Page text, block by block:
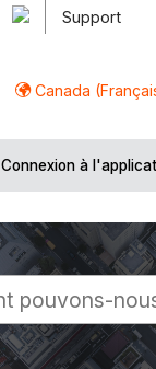
Support
Canada
Connexion à